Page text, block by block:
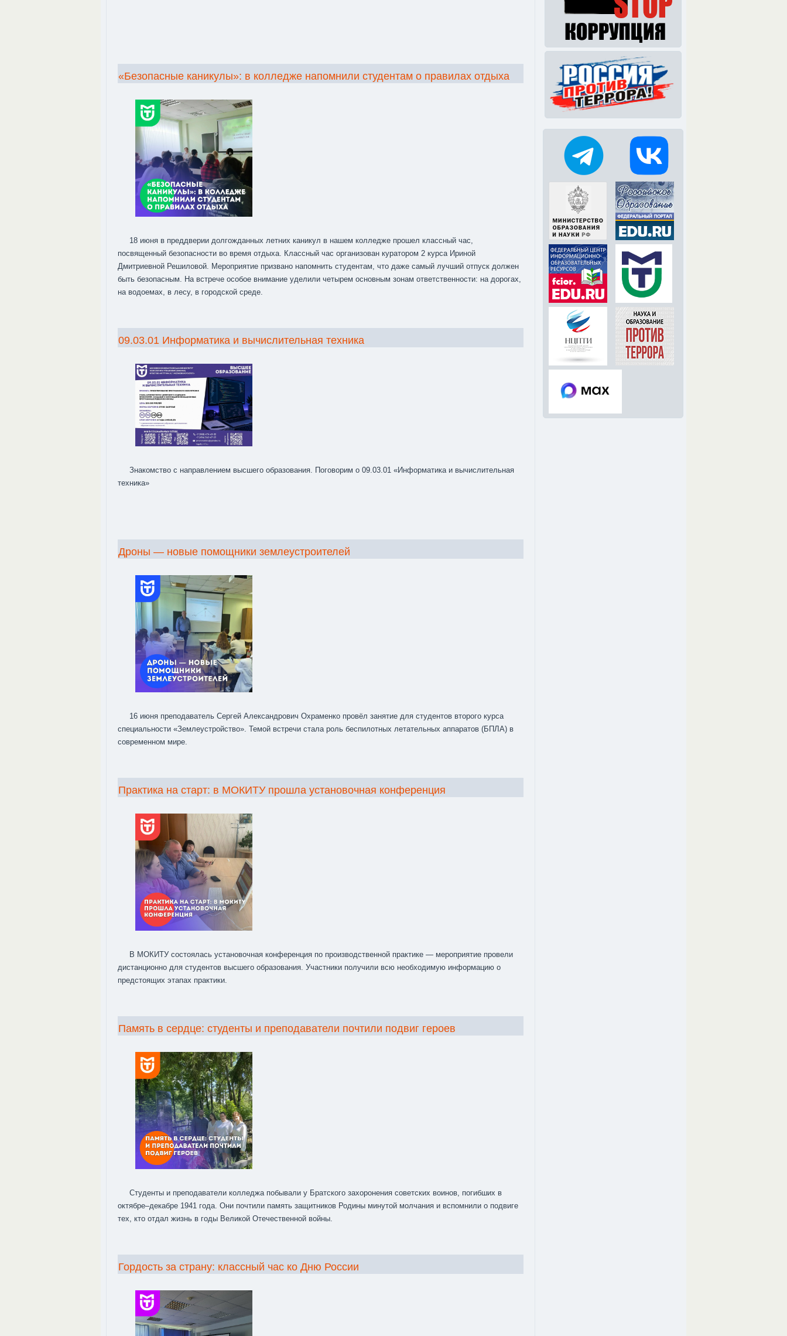
«Безопасные каникулы»: в колледже напомнили студентам о правилах отдыха
18 июня в преддверии долгожданных летних каникул в нашем колледже прошел классный час,
посвященный безопасности во время отдыха. Классный час организован куратором 2 курса Ириной
Дмитриевной Решиловой. Мероприятие призвано напомнить студентам, что даже самый лучший отпуск должен
быть безопасным. На встрече особое внимание уделили четырем основным зонам ответственности: на дорогах,
на водоемах, в лесу, в городской среде.
09.03.01 Информатика и вычислительная техника
Знакомство с направлением высшего образования. Поговорим о 09.03.01 «Информатика и вычислительная
техника»
Дроны — новые помощники землеустроителей
16 июня преподаватель Сергей Александрович Охраменко провёл занятие для студентов второго курса
специальности «Землеустройство». Темой встречи стала роль беспилотных летательных аппаратов (БПЛА) в
современном мире.
Практика на старт: в МОКИТУ прошла установочная конференция
В МОКИТУ состоялась установочная конференция по производственной практике — мероприятие провели
дистанционно для студентов высшего образования. Участники получили всю необходимую информацию о
предстоящих этапах практики.
Память в сердце: студенты и преподаватели почтили подвиг героев
Студенты и преподаватели колледжа побывали у Братского захоронения советских воинов, погибших в
октябре–декабре 1941 года. Они почтили память защитников Родины минутой молчания и вспомнили о подвиге
тех, кто отдал жизнь в годы Великой Отечественной войны.
Гордость за страну: классный час ко Дню России